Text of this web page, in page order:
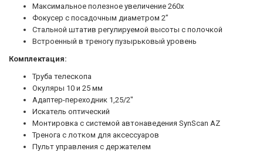
Максимальное полезное увеличение 260х
Фокусер с посадочным диаметром 2”
Стальной штатив регулируемой высоты с полочкой
Встроенный в треногу пузырьковый уровень
Комплектация:
Труба телескопа
Окуляры 10 и 25 мм
Адаптер-переходник 1,25/2"
Искатель оптический
Монтировка с системой автонаведения SynScan AZ
Тренога с лотком для аксессуаров
Пульт управления с держателем